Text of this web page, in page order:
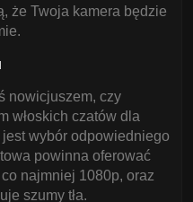
że Twoja kamera będzie
nowicjuszem, czy
włoskich czatów dla
wybór odpowiedniego
powinna oferować
najmniej 1080p, oraz
szumy tła.